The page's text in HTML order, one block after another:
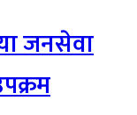
जनसेवा